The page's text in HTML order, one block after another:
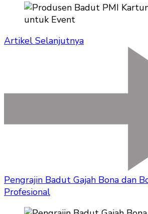
Artikel Selanjutnya
Pengrajin Badut Gajah Bona dan
Profesional